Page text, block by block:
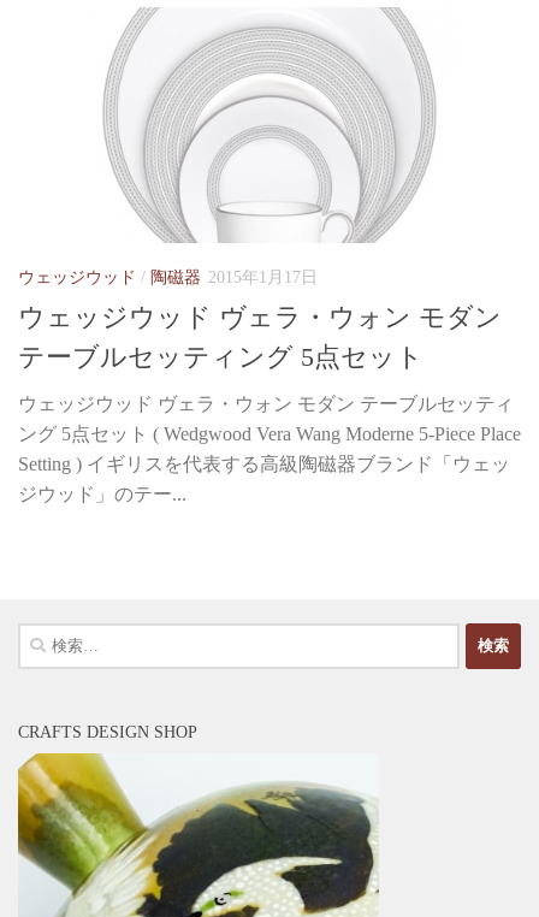
ウェッジウッド / 陶磁器 2015年1月17日
ウェッジウッド ヴェラ・ウォン モダン
テーブルセッティング 5点セット
ウェッジウッド ヴェラ・ウォン モダン テーブルセッティ
ング 5点セット ( Wedgwood Vera Wang Moderne 5-Piece Place
Setting ) イギリスを代表する高級陶磁器ブランド「ウェッ
ジウッド」のテー...
検
索:
CRAFTS DESIGN SHOP